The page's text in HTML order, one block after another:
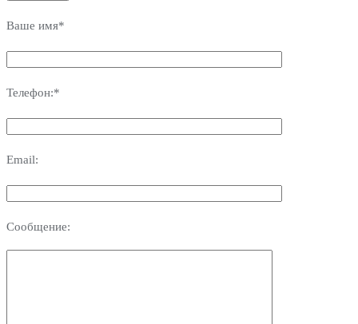
Ваше имя*
Телефон:*
Email:
Сообщение: